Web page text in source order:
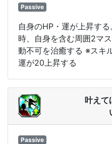
Passive
自身のHP・運が上昇す
時、自身を含む周囲2マ
動不可を治癒する ※スキ
運が20上昇する
叶えて
Passive